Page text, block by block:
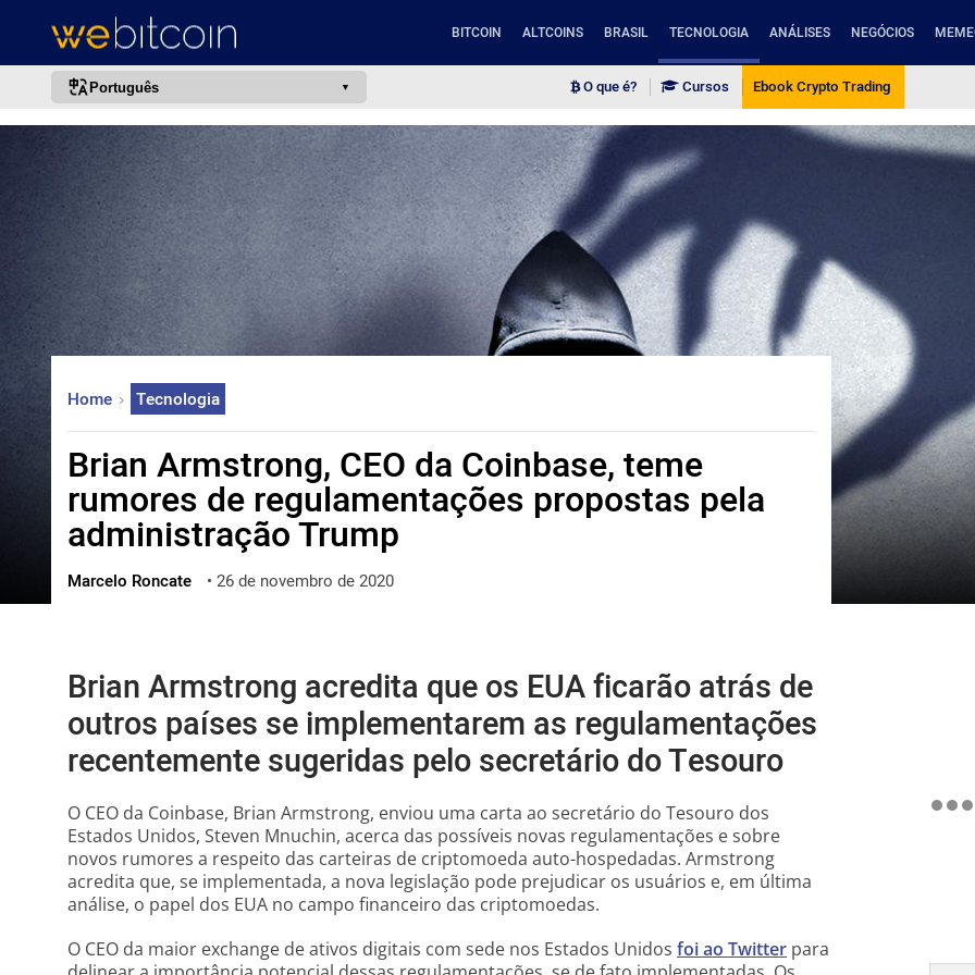
BITCOIN ALTCOINS BRASIL TECNOLOGIA ANÁLISES NEGÓCIOS
Português
português (BR)
english
français
italiano
deutsch
日本語
русский
한국어
العربية
ไทย
ქართული
O que é? Cursos Ebook Crypto Trading
Home Tecnologia
Brian Armstrong, CEO da Coinbase, teme
rumores de regulamentações propostas pela
administração Trump
Marcelo Roncate • 26 de novembro de 2020
Brian Armstrong acredita que os EUA ficarão atrás de
outros países se implementarem as regulamentações
recentemente sugeridas pelo secretário do Tesouro
O CEO da Coinbase, Brian Armstrong, enviou uma carta ao secretário do Tesouro dos
Estados Unidos, Steven Mnuchin, acerca das possíveis novas regulamentações e sobre
novos rumores a respeito das carteiras de criptomoeda auto-hospedadas. Armstrong
acredita que, se implementada, a nova legislação pode prejudicar os usuários e, em última
análise, o papel dos EUA no campo financeiro das criptomoedas.
O CEO da maior exchange de ativos digitais com sede nos Estados Unidos foi ao Twitter para